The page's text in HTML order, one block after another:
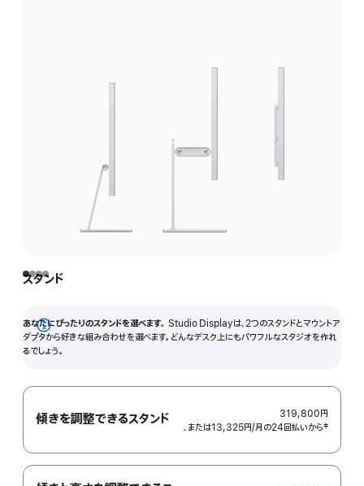
スタンド
あなたにぴったりのスタンドを選べます。 Studio Displayは、2つのスタンドとマウントア
ダプタから好きな組み合わせを選べます。どんなデスク上にもパワフルなスタジオを作れ
るでしょう。
詳
細
表
示
傾きを調整できるスタンド
319,800円
、または13,325円/月 月
の24回払いから 脚注
‡